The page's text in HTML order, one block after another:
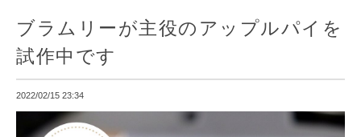
ブラムリーが主役のアップルパイを
試作中です
2022/02/15 23:34